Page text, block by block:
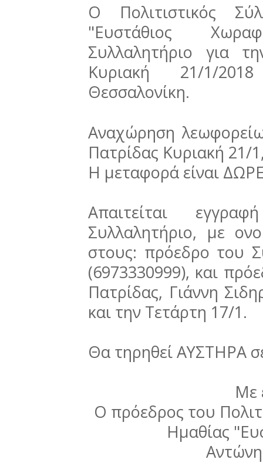
Ο Πολιτιστικός
"Ευστάθιος
Συλλαλητήριο για
Κυριακή 21/1/
Θεσσαλονίκη.
Αναχώρηση
Πατρίδας Κυριακή 21/
Η μεταφορά είναι
Απαιτείται
Συλλαλητήριο, με
στους: πρόεδρο του
(6973330999), και
Πατρίδας, Γιάννη
και την Τετάρτη 17/1.
Θα τηρηθεί ΑΥΣΤΗΡΑ
Με
Ο πρόεδρος του
Ημαθίας